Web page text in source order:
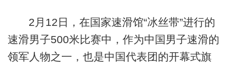
2月12日，在国家速滑馆“冰丝带”进行的
速滑男子500米比赛中，作为中国男子速滑的
领军人物之一，也是中国代表团的开幕式旗